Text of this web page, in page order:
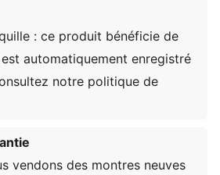
: ce produit bénéficie de
automatiquement enregistré
notre politique de
vendons des montres neuves